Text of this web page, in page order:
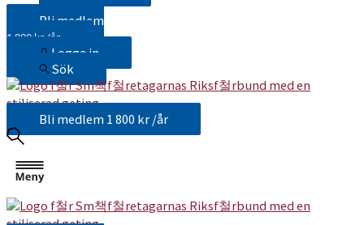
Bli medlem
1 800 kr /år
Logga in
Sök
Bli medlem 1 800 kr /år